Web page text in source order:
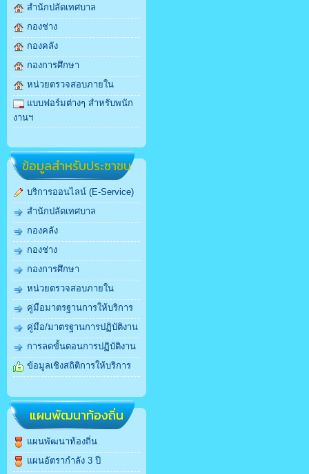
สำนักปลัดเทศบาล
กองช่าง
กองคลัง
กองการศึกษา
หน่วยตรวจสอบภายใน
แบบฟอร์มต่างๆ สำหรับพนัก
งานฯ
ข้อมูลสำหรับประชาชน
บริการออนไลน์ (E-Service)
สำนักปลัดเทศบาล
กองคลัง
กองช่าง
กองการศึกษา
หน่วยตรวจสอบภายใน
คู่มือมาตรฐานการให้บริการ
คู่มือ/มาตรฐานการปฏิบัติงาน
การลดขั้นตอนการปฏิบัติงาน
ข้อมูลเชิงสถิติการให้บริการ
แผนพัฒนาท้องถิ่น
แผนพัฒนาท้องถิ่น
แผนอัตรากำลัง 3 ปี